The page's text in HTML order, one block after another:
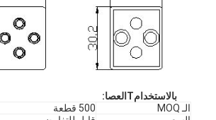
بالاستخدامT العصا:
الـ MOQ
500 قطعة